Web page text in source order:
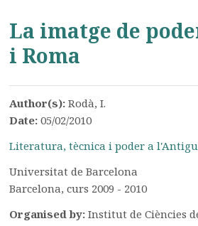
La imatge de
i Roma
Author(s):Rodà, I.
Date:05/02/2010
Literatura, tècnica i poder a
Universitat de Barcelona
Barcelona, curs 2009 - 2010
Organised by:Institut de Ciències